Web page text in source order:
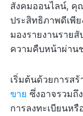
สังคมออนไลน์, คุ
ประสิทธิภาพดีเพีย
มองรายงานราย
ความคืบหน้าผ่าน
เริ่มต้นด้วยการส
ขาย ซึ่งอาจรวมถึ
การลงทะเบียนห